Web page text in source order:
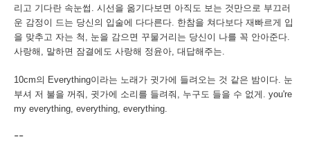
리고 기다란 속눈썹 . 시선을 옮기다보면 아직도 보는 것만으로 부끄러
운 감정이 드는 당신의 입술에 다다른다. 한참을 쳐다보다 재빠르게 입
을 맞추고 자는 척 , 눈을 감으면 꾸물거리는 당신이 나를 꼭 안아준다.
사랑해 , 말하면 잠결에도 사랑해 정윤아, 대답해주는.
10cm의 Everything이라는 노래가 귓가에 들려오는 것 같은 밤이다. 눈
부셔 저 불을 꺼줘 , 귓가에 소리를 들려줘 , 누구도 들을 수 없게 . you're
my everything, everything, everything.
--